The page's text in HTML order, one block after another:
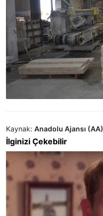
Kaynak: Anadolu Ajansı (AA)